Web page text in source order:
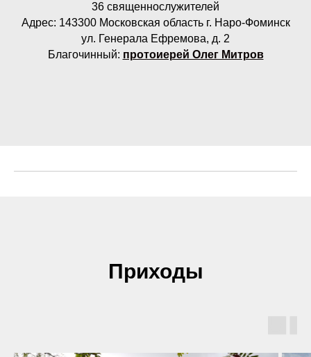
36 священнослужителей
Адрес: 143300 Московская область г. Наро-Фоминск
ул. Генерала Ефремова, д. 2
Благочинный: протоиерей Олег Митров
Приходы